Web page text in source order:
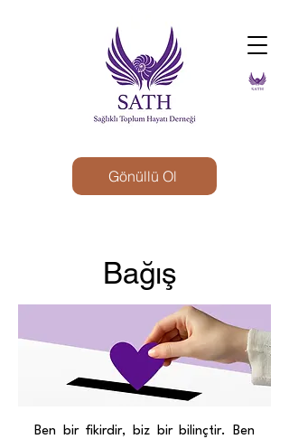
Gönüllü Ol
Bağış
​Ben bir fikirdir, biz bir bilinçtir. Ben